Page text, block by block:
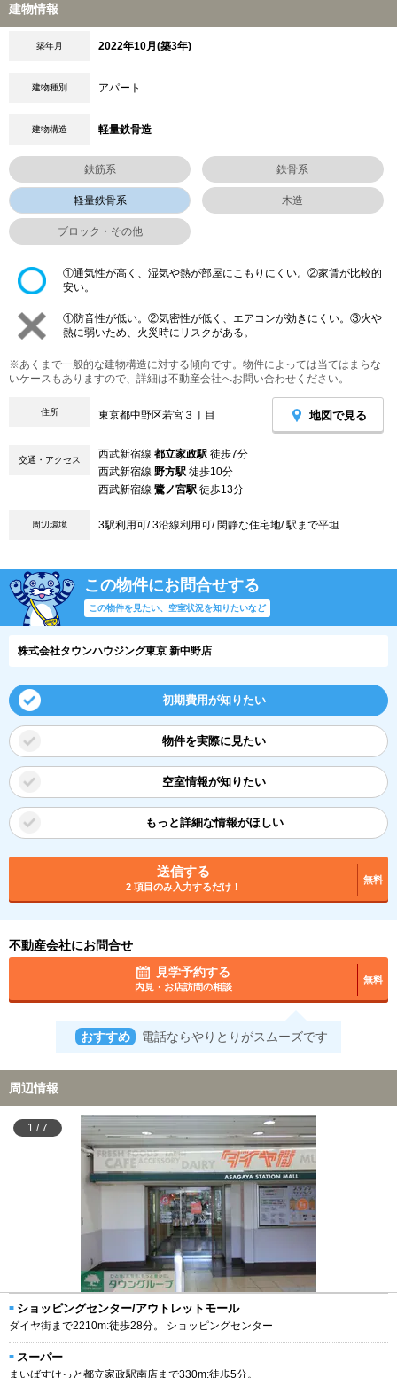
建物情報
築年月 2022年10月(築3年)
建物種別 アパート
建物構造 軽量鉄骨造
鉄筋系 鉄骨系
軽量鉄骨系 木造
ブロック・その他
①通気性が高く、湿気や熱が部屋にこもりにくい。②家賃が比較的
安い。
①防音性が低い。②気密性が低く、エアコンが効きにくい。③火や
熱に弱いため、火災時にリスクがある。
※あくまで一般的な建物構造に対する傾向です。物件によっては当てはまらな
いケースもありますので、詳細は不動産会社へお問い合わせください。
住所 東京都中野区若宮３丁目 地図で見る
交通・アクセス 西武新宿線 都立家政駅 徒歩7分
西武新宿線 野方駅 徒歩10分
西武新宿線 鷺ノ宮駅 徒歩13分
周辺環境 3駅利用可/ 3沿線利用可/ 閑静な住宅地/ 駅まで平坦
この物件にお問合せする
この物件を見たい、空室状況を知りたいなど
株式会社タウンハウジング東京 新中野店
初期費用が知りたい
物件を実際に見たい
空室情報が知りたい
もっと詳細な情報がほしい
送信する
2 項目のみ入力するだけ！
無料
不動産会社にお問合せ
見学予約する
内見・お店訪問の相談
無料
おすすめ 電話ならやりとりがスムーズです
周辺情報
1 /7
ショッピングセンター/アウトレットモール
ダイヤ街まで2210m:徒歩28分。 ショッピングセンター
スーパー
まいばすけっと都立家政駅南店まで330m:徒歩5分。